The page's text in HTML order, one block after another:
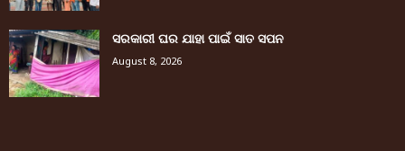
ସରକାରୀ ଘର ଯାହା ପାଇଁ ସାତ ସପନ
August 8, 2026